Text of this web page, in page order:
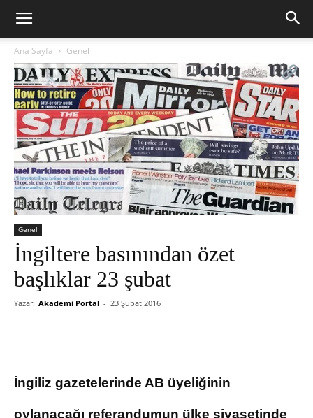
Ana Sayfa Genel
Genel
İngiltere basınından özet
başlıklar 23 şubat
Yazar: Akademi Portal - 23 Şubat 2016
İngiliz gazetelerinde AB üyeliğinin
oylanacağı referandumun ülke siyasetinde